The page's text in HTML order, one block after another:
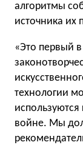
алгоритмы
источника их
«Это первый
технологии
войне. Мы